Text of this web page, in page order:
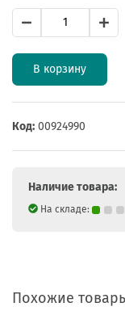
В корзину
Код: 00924990
Наличие товара:
На складе:
Похожие